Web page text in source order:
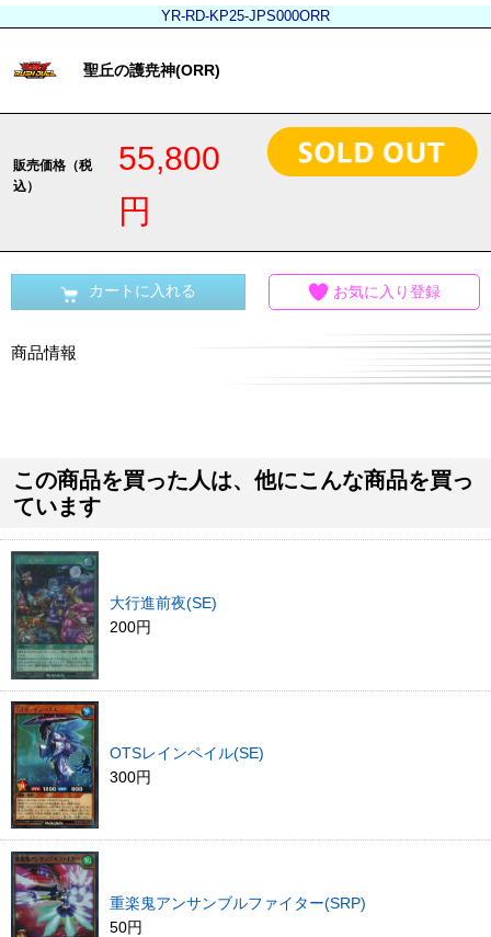
YR-RD-KP25-JPS000ORR
聖丘の護尭神(ORR)
販売価格（税
込）
55,800
円
カートに入れる お気に入り登録
商品情報
この商品を買った人は、他にこんな商品を買っ
ています
大行進前夜(SE)
200円
OTSレインペイル(SE)
300円
重楽鬼アンサンブルファイター(SRP)
50円